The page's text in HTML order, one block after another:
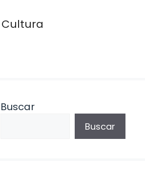
Cultura
Buscar
Buscar